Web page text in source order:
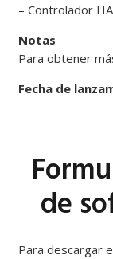
– Controlador
Notas
Para obtener
Fecha de
de
Para descargar